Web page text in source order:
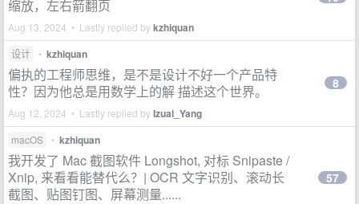
缩放，左右箭翻页
Aug 13, 2024 • Lastly replied bykzhiquan
设计 • kzhiquan
偏执的工程师思维，是不是设计不好一个产品特
性？因为他总是用数学上的解 描述这个世界。
Aug 12, 2024 • Lastly replied byIzual_Yang
8
macOS • kzhiquan
我开发了 Mac 截图软件 Longshot, 对标 Snipaste /
Xnip, 来看看能替代么？| OCR 文字识别、滚动长
截图、贴图钉图、屏幕测量......
57